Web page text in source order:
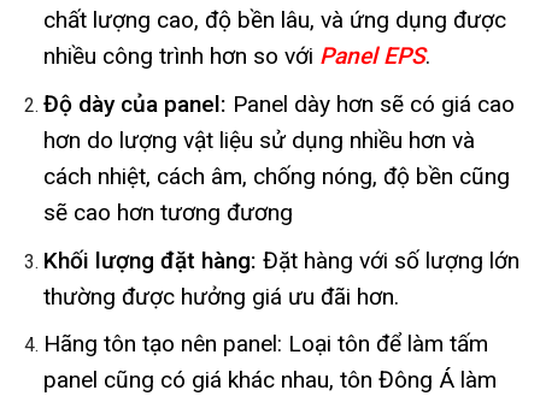
chất lượng cao, độ bền lâu, và ứng dụng được
nhiều công trình hơn so với Panel EPS.
Độ dày của panel: Panel dày hơn sẽ có giá cao
hơn do lượng vật liệu sử dụng nhiều hơn và
cách nhiệt, cách âm, chống nóng, độ bền cũng
sẽ cao hơn tương đương
Khối lượng đặt hàng: Đặt hàng với số lượng lớn
thường được hưởng giá ưu đãi hơn.
Hãng tôn tạo nên panel: Loại tôn để làm tấm
panel cũng có giá khác nhau, tôn Đông Á làm